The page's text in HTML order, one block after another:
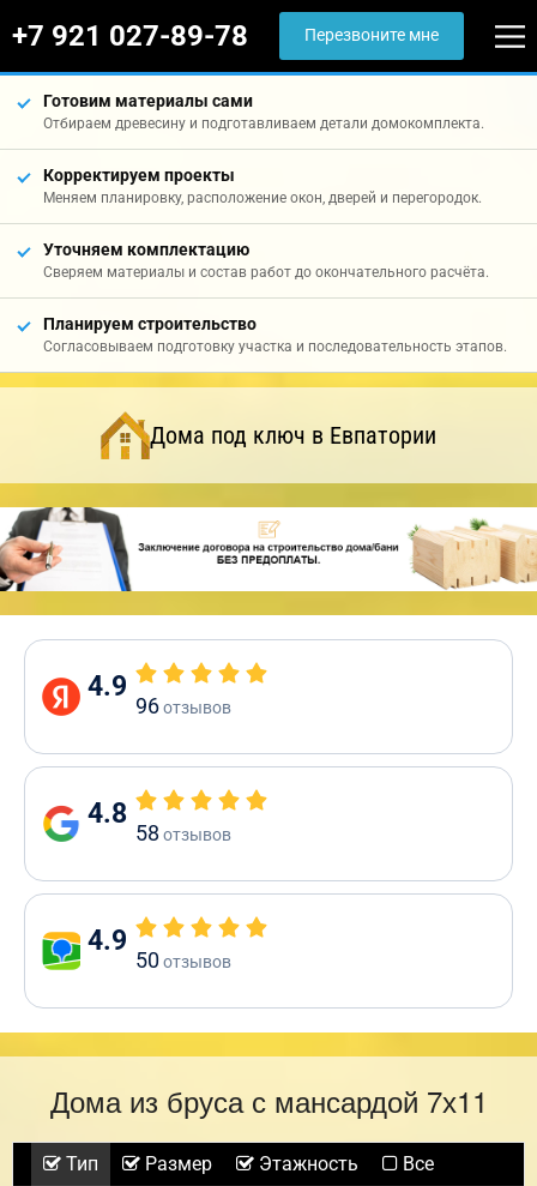
+7 921 027-89-78 Перезвоните мне
Готовим материалы сами
Отбираем древесину и подготавливаем детали домокомплекта.
Корректируем проекты
Меняем планировку, расположение окон, дверей и перегородок.
Уточняем комплектацию
Сверяем материалы и состав работ до окончательного расчёта.
Планируем строительство
Согласовываем подготовку участка и последовательность этапов.
Дома под ключ в Евпатории
4.9
96отзывов
4.8
58 отзывов
4.9
50отзывов
Дома из бруса с мансардой 7х11
Тип Размер Этажность Все